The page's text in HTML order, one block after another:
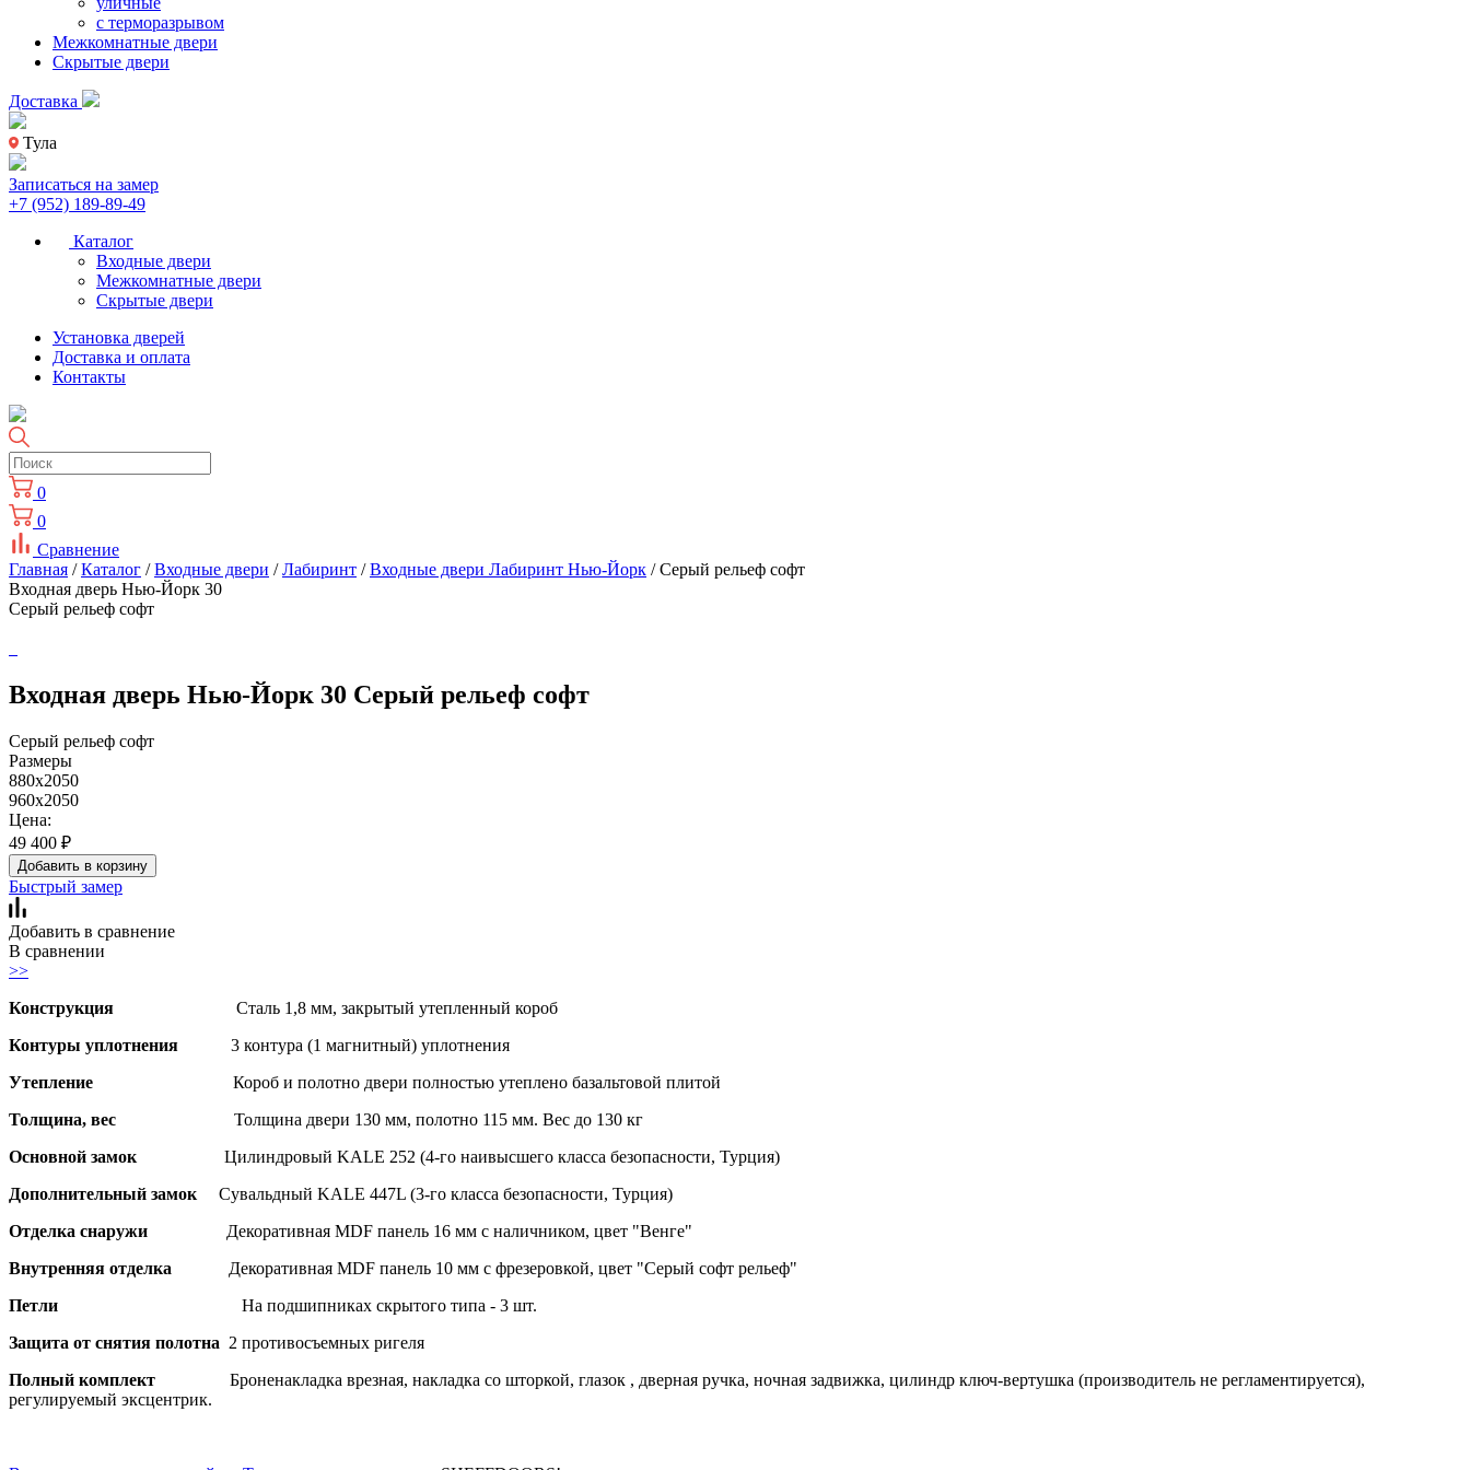
с терморазрывом
Межкомнатные двери
Скрытые двери
Доставка
Тула
Записаться на замер
+7 (952) 189-89-49
Каталог
Входные двери
Межкомнатные двери
Скрытые двери
Установка дверей
Доставка и оплата
Контакты
0
0
Сравнение
Главная /Каталог /Входные двери /Лабиринт /Входные двери Лабиринт Нью-Йорк / Серый рельеф софт
Входная дверь Нью-Йорк 30
Серый рельеф софт
Входная дверь Нью-Йорк 30 Серый рельеф софт
Серый рельеф софт
Размеры
880x2050
960x2050
Цена:
49 400 ₽
Добавить в корзину
Быстрый замер
Добавить в сравнение
В сравнении
>>
Конструкция Сталь 1,8 мм, закрытый утепленный короб
Контуры уплотнения 3 контура (1 магнитный) уплотнения
Утепление Короб и полотно двери полностью утеплено базальтовой плитой
Толщина, вес Толщина двери 130 мм, полотно 115 мм. Вес до 130 кг
Основной замок Цилиндровый KALE 252 (4-го наивысшего класса безопасности, Турция)
Дополнительный замок Сувальдный KALE 447L (3-го класса безопасности, Турция)
Отделка снаружи Декоративная MDF панель 16 мм с наличником, цвет "Венге"
Внутренняя отделка Декоративная MDF панель 10 мм с фрезеровкой, цвет "Серый софт рельеф"
Петли На подшипниках скрытого типа - 3 шт.
Защита от снятия полотна 2 противосъемных ригеля
Полный комплект Броненакладка врезная, накладка со шторкой, глазок , дверная ручка, ночная задвижка, цилиндр ключ-вертушка (производитель не регламентируется),
регулируемый эксцентрик.